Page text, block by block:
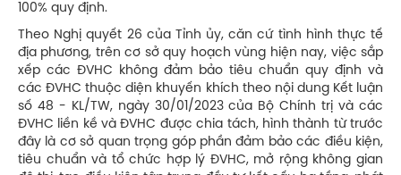
100% quy định.
Theo Nghị quyết 26 của Tỉnh ủy, căn cứ tình hình thực tế
địa phương, trên cơ sở quy hoạch vùng hiện nay, việc sắp
xếp các ĐVHC không đảm bảo tiêu chuẩn quy định và
các ĐVHC thuộc diện khuyến khích theo nội dung Kết luận
số 48 - KL/TW, ngày 30/01/2023 của Bộ Chính trị và các
ĐVHC liền kề và ĐVHC được chia tách, hình thành từ trước
đây là cơ sở quan trọng góp phần đảm bảo các điều kiện,
tiêu chuẩn và tổ chức hợp lý ĐVHC, mở rộng không gian